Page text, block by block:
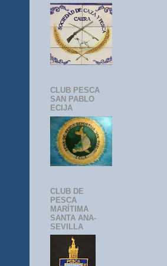
CLUB PESCA
SAN PABLO
ECIJA
CLUB DE
PESCA
MARÍTIMA
SANTA ANA-
SEVILLA